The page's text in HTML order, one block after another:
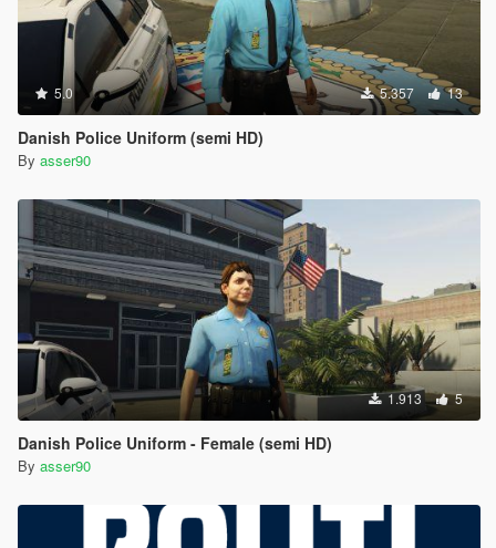
5.0 5.357 13
Danish Police Uniform (semi HD)
By asser90
1.913 5
Danish Police Uniform - Female (semi HD)
By asser90